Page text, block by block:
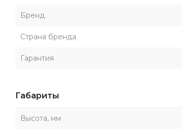
Бренд
Страна бренда
Гарантия
Габариты
Высота, мм